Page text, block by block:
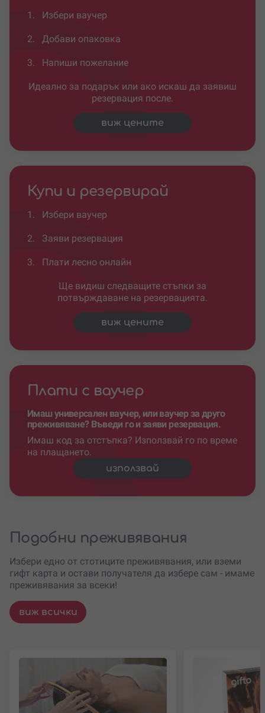
1. Избери ваучер
2. Добави опаковка
3. Напиши пожелание
Идеално за подарък или ако искаш да заявиш
резервация после.
виж цените
Купи и резервирай
1. Избери ваучер
2. Заяви резервация
3. Плати лесно онлайн
Ще видиш следващите стъпки за
потвърждаване на резервацията.
виж цените
Плати с ваучер
Имаш универсален ваучер, или ваучер за друго
преживяване? Въведи го и заяви резервация.
Имаш код за отстъпка? Използвай го по време
на плащането.
използвай
Подобни преживявания
Избери едно от стотиците преживявания, или вземи
гифт карта и остави получателя да избере сам - имаме
преживявания за всеки!
виж всички